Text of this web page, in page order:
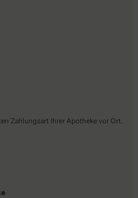
Zahlungsart Ihrer Apotheke vor Ort.